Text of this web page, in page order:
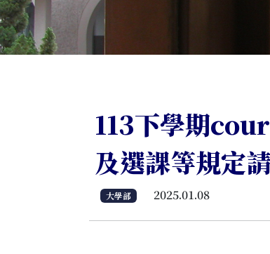
113下學期
及選課等規定
大學部 2025.01.08